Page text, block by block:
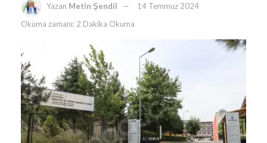
Yazan Metin Şendil
14 Temmuz 2024
Okuma zamanı: 2 Dakika Okuma